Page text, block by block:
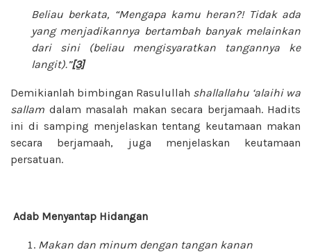
Beliau berkata, “Mengapa kamu heran?! Tidak ada
yang menjadikannya bertambah banyak melainkan
dari sini (beliau mengisyaratkan tangannya ke
langit).”[3]
Demikianlah bimbingan Rasulullah shallallahu ‘alaihi wa
sallam dalam masalah makan secara berjamaah. Hadits
ini di samping menjelaskan tentang keutamaan makan
secara berjamaah, juga menjelaskan keutamaan
persatuan.
Adab Menyantap Hidangan
Makan dan minum dengan tangan kanan